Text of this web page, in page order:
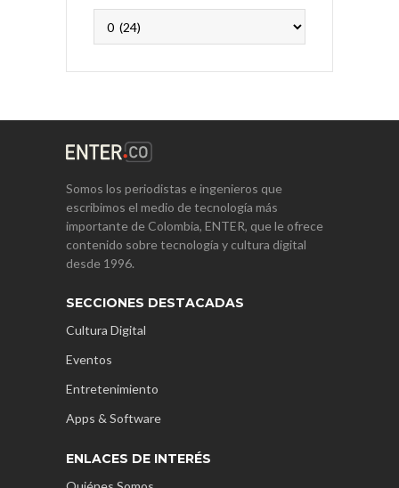
Somos los periodistas e ingenieros que
escribimos el medio de tecnología más
importante de Colombia, ENTER, que le ofrece
contenido sobre tecnología y cultura digital
desde 1996.
SECCIONES DESTACADAS
Cultura Digital
Eventos
Entretenimiento
Apps & Software
ENLACES DE INTERÉS